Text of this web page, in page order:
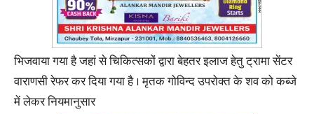
भिजवाया गया है जहां से चिकित्सकों द्वारा बेहतर इलाज हेतु ट्रामा सेंटर
वाराणसी रेफर कर दिया गया है । मृतक गोविन्द उपरोक्त के शव को कब्जे
में लेकर नियमानुसार